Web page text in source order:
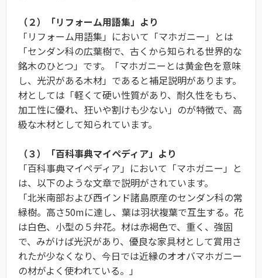
（２）「リフォーム用語集」より
「リフォーム用語集」において「マホガニー」とは
「センダン科の広葉樹で、古くから知られる世界的な
銘木のひとつ」です。「マホガニーとは黄金色を意味
し、光沢がある木材」であると補足説明があります。
材としては「軽くて硬い性質があり、耐久性をもち、
加工性に優れ、狂いや割けも少ない」のが特徴で、高
級な木材として知られています。
（３）「百科事典マイペディア」より
「百科事典マイペディア」において「マホガニー」と
は、以下のような文章で説明がされています。
「北米南部および西インド諸島原産のセンダン科の常
緑樹。高さ50mに達し、葉は羽状複葉で互生する。花
は白色、小型の５弁花。材は赤褐色で、重く、強固
で、みがけば光沢があり、優良な家具材として賞用さ
れたが少なくなり、今日では近縁のオオバマホガニー
の材がよく使われている。」